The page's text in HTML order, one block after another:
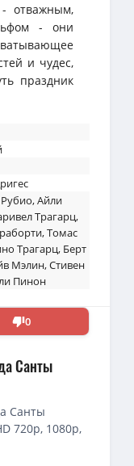
отважным,
- они
и чудес,
праздник
,Айли
Трагарц,
,Томас
Трагарц, Берт
Мэлин,Стивен
Пинон
0
Санты
Санты
720p, 1080p,